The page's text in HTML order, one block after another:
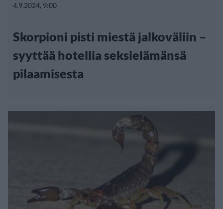
4.9.2024, 9:00
Skorpioni pisti miestä jalkoväliin –
syyttää hotellia seksielämänsä
pilaamisesta